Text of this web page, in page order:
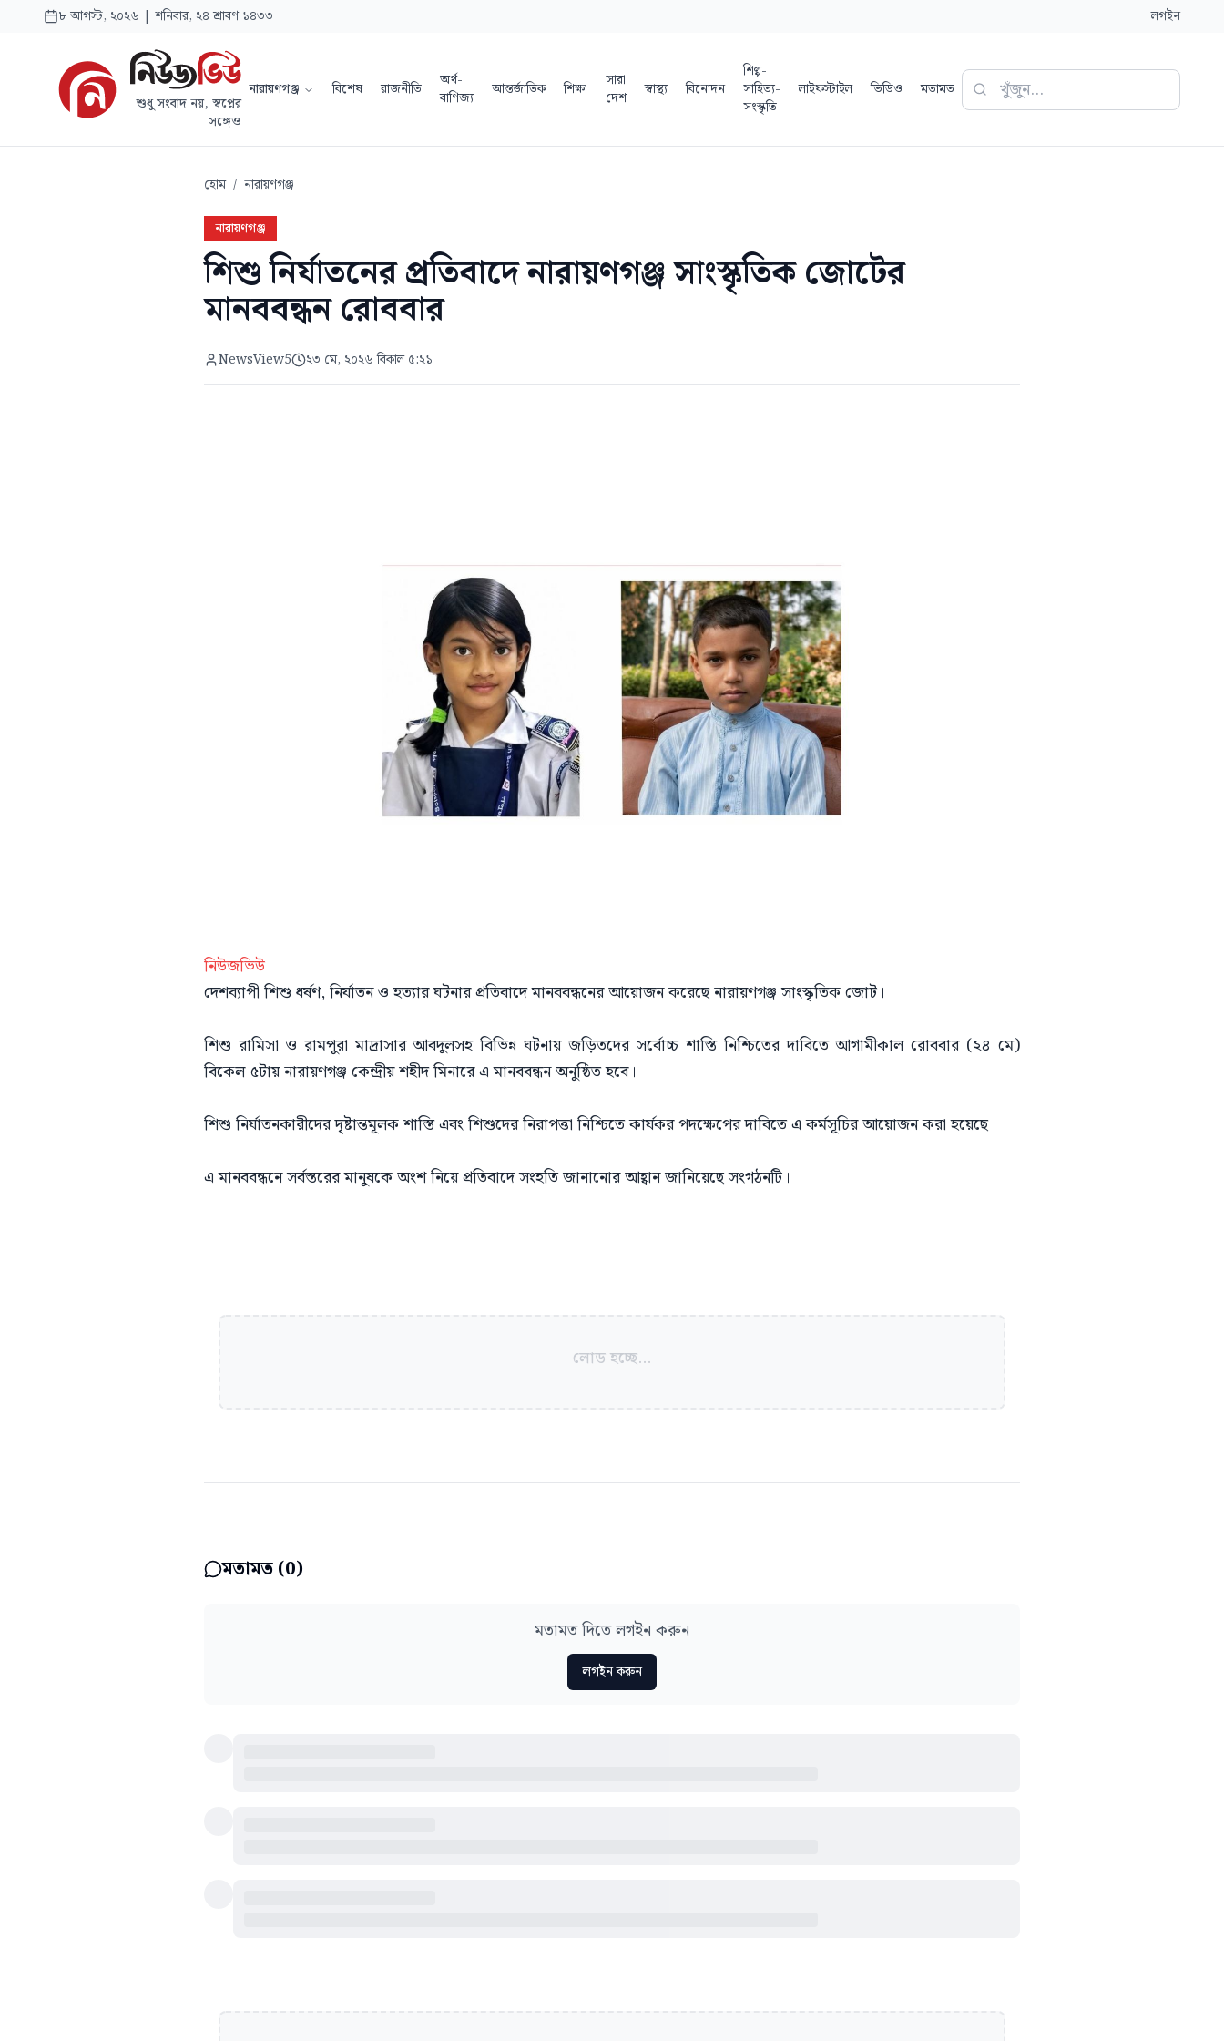
৮ আগস্ট, ২০২৬ | শনিবার, ২৪ শ্রাবণ ১৪৩৩ লগইন
শুধু সংবাদ নয়, স্বপ্নের
সঙ্গেও
নারায়ণগঞ্জ বিশেষ রাজনীতি
অর্থ-
বাণিজ্য
আন্তর্জাতিক শিক্ষা
সারা
দেশ
স্বাস্থ্য বিনোদন
শিল্প-
সাহিত্য-
সংস্কৃতি
লাইফস্টাইল ভিডিও মতামত
হোম / নারায়ণগঞ্জ
নারায়ণগঞ্জ
শিশু নির্যাতনের প্রতিবাদে নারায়ণগঞ্জ সাংস্কৃতিক জোটের
মানববন্ধন রোববার
NewsView5 ২৩ মে, ২০২৬ বিকাল ৫:২১
নিউজভিউ
দেশব্যাপী শিশু ধর্ষণ, নির্যাতন ও হত্যার ঘটনার প্রতিবাদে মানববন্ধনের আয়োজন করেছে নারায়ণগঞ্জ সাংস্কৃতিক জোট।
শিশু রামিসা ও রামপুরা মাদ্রাসার আবদুলসহ বিভিন্ন ঘটনায় জড়িতদের সর্বোচ্চ শাস্তি নিশ্চিতের দাবিতে আগামীকাল রোববার (২৪ মে)
বিকেল ৫টায় নারায়ণগঞ্জ কেন্দ্রীয় শহীদ মিনারে এ মানববন্ধন অনুষ্ঠিত হবে।
শিশু নির্যাতনকারীদের দৃষ্টান্তমূলক শাস্তি এবং শিশুদের নিরাপত্তা নিশ্চিতে কার্যকর পদক্ষেপের দাবিতে এ কর্মসূচির আয়োজন করা হয়েছে।
এ মানববন্ধনে সর্বস্তরের মানুষকে অংশ নিয়ে প্রতিবাদে সংহতি জানানোর আহ্বান জানিয়েছে সংগঠনটি।
লোড হচ্ছে...
মতামত (0)
মতামত দিতে লগইন করুন
লগইন করুন